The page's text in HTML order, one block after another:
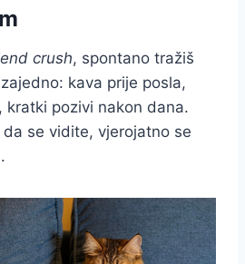
crush, spontano tražiš
kava prije posla,
kratki pozivi nakon dana.
se vidite, vjerojatno se
.